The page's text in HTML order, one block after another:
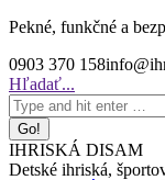
Skip
content
Pekné, funkčné a
0903 370 158
Search:
Hľadať...
IHRISKÁ DISAM
Detské ihriská,